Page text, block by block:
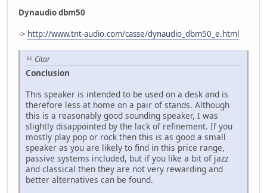
Dynaudio dbm50
-> http://www.tnt-audio.com/casse/dynaudio_dbm50_e.html
Citar
Conclusion
This speaker is intended to be used on a desk and is
therefore less at home on a pair of stands. Although
this is a reasonably good sounding speaker, I was
slightly disappointed by the lack of refinement. If you
mostly play pop or rock then this is as good a small
speaker as you are likely to find in this price range,
passive systems included, but if you like a bit of jazz
and classical then they are not very rewarding and
better alternatives can be found.